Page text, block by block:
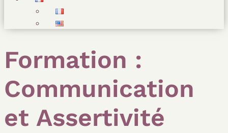
Formation :
Communication
et Assertivité